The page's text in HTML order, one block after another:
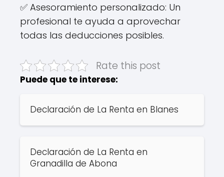
✅ Asesoramiento personalizado: Un
profesional te ayuda a aprovechar
todas las deducciones posibles.
Rate this post
Puede que te interese:
Declaración de La Renta en Blanes
Declaración de La Renta en
Granadilla de Abona